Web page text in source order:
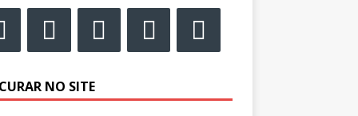
NO SITE